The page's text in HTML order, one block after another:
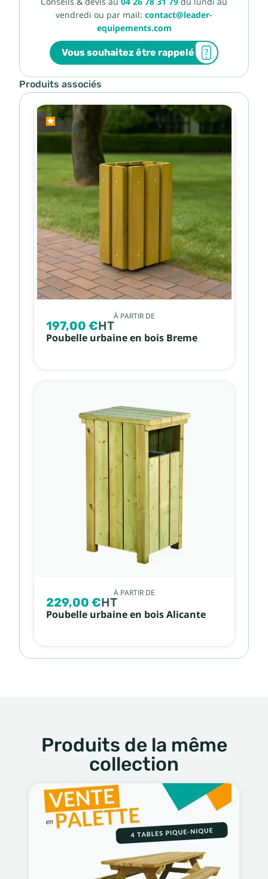
vendredi ou par mail: contact@leader-
equipements.com
Vous souhaitez être rappelé
Produits associés
5/5-
1 avis
À PARTIR DE
197,00 €HT
Poubelle urbaine en bois Breme
À PARTIR DE
229,00 €HT
Poubelle urbaine en bois Alicante
Produits de la même
collection